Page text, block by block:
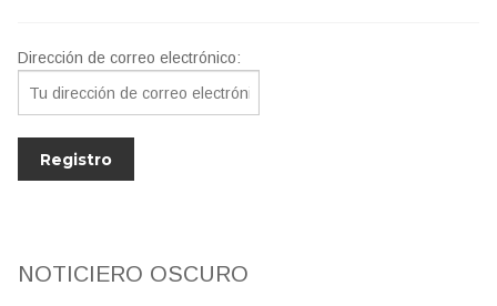
Dirección de correo electrónico:
NOTICIERO OSCURO